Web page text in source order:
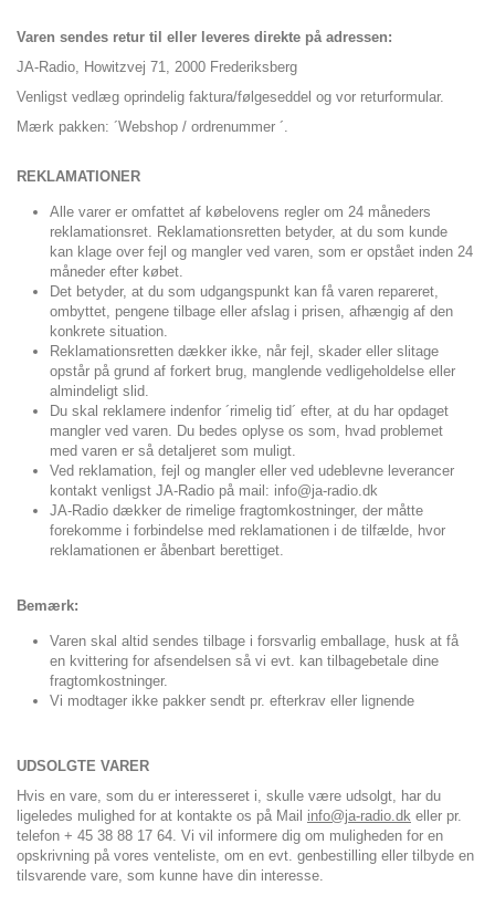
Varen sendes retur til eller leveres direkte på adressen:
JA-Radio, Howitzvej 71, 2000 Frederiksberg
Venligst vedlæg oprindelig faktura/følgeseddel og vor returformular.
Mærk pakken: ´Webshop / ordrenummer ´.
REKLAMATIONER
Alle varer er omfattet af købelovens regler om 24 måneders
reklamationsret. Reklamationsretten betyder, at du som kunde
kan klage over fejl og mangler ved varen, som er opstået inden 24
måneder efter købet.
Det betyder, at du som udgangspunkt kan få varen repareret,
ombyttet, pengene tilbage eller afslag i prisen, afhængig af den
konkrete situation.
Reklamationsretten dækker ikke, når fejl, skader eller slitage
opstår på grund af forkert brug, manglende vedligeholdelse eller
almindeligt slid.
Du skal reklamere indenfor ´rimelig tid´ efter, at du har opdaget
mangler ved varen. Du bedes oplyse os som, hvad problemet
med varen er så detaljeret som muligt.
Ved reklamation, fejl og mangler eller ved udeblevne leverancer
kontakt venligst JA-Radio på mail: info@ja-radio.dk
JA-Radio dækker de rimelige fragtomkostninger, der måtte
forekomme i forbindelse med reklamationen i de tilfælde, hvor
reklamationen er åbenbart berettiget.
Bemærk:
Varen skal altid sendes tilbage i forsvarlig emballage, husk at få
en kvittering for afsendelsen så vi evt. kan tilbagebetale dine
fragtomkostninger.
Vi modtager ikke pakker sendt pr. efterkrav eller lignende
UDSOLGTE VARER
Hvis en vare, som du er interesseret i, skulle være udsolgt, har du
ligeledes mulighed for at kontakte os på Mail info@ja-radio.dk eller pr.
telefon + 45 38 88 17 64. Vi vil informere dig om muligheden for en
opskrivning på vores venteliste, om en evt. genbestilling eller tilbyde en
tilsvarende vare, som kunne have din interesse.